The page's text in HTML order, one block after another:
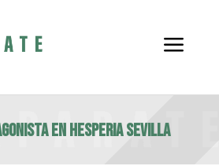
a
EN HESPERIA SEVILLA